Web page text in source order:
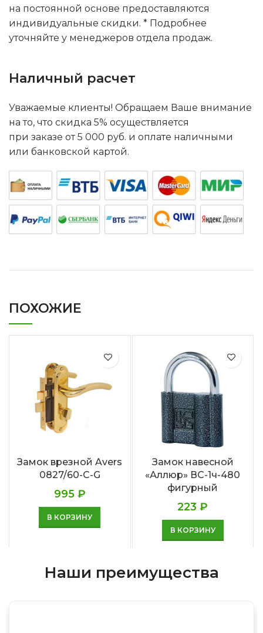
на постоянной основе предоставляются
индивидуальные скидки. * Подробнее
уточняйте у менеджеров отдела продаж.
Наличный расчет
Уважаемые клиенты! Обращаем Ваше внимание
на то, что скидка 5% осуществляется
при заказе от 5 000 руб. и оплате наличными
или банковской картой.
ПОХОЖИЕ
Замок врезной Avers
0827/60-C-G
995 ₽
В КОРЗИНУ
Замок навесной
«Аллюр» ВС-1ч-480
фигурный
223₽
В КОРЗИНУ
Наши преимущества